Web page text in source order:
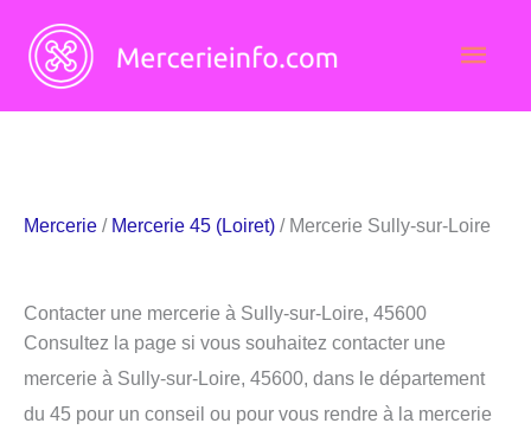
contenu
Mercerie / Mercerie 45 (Loiret) / Mercerie Sully-sur-Loire
Contacter une mercerie à Sully-sur-Loire, 45600
Consultez la page si vous souhaitez contacter une
mercerie à Sully-sur-Loire, 45600, dans le département
du 45 pour un conseil ou pour vous rendre à la mercerie